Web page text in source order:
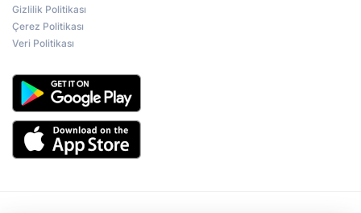
Gizlilik Politikası
Çerez Politikası
Veri Politikası